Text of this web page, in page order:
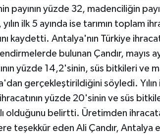
payının yüzde 32, madenciliğin
yılın ilk 5 ayında ise tarımın toplam
kaydetti. Antalya'nın Türkiye
bulunan Çandır, mayıs
yüzde 14,2'sinin, süs bitkileri ve
gerçekleştirildiğini söyledi. Yılın
yüzde 20'sinin ve süs
olduğunu belirtti. Üretimden
teşekkür eden Ali Çandır, Antalya